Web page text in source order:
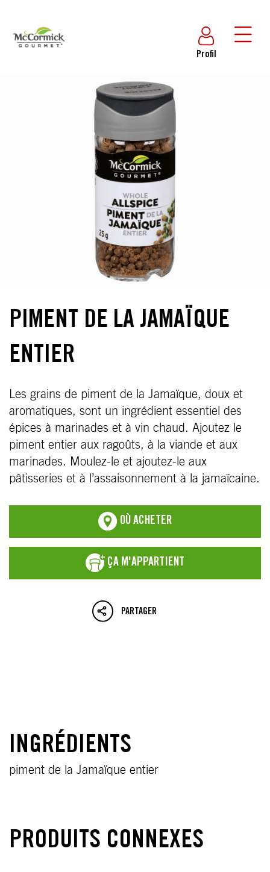
Profil
PIMENT DE LA JAMAÏQUE
ENTIER
Les grains de piment de la Jamaïque, doux et
aromatiques, sont un ingrédient essentiel des
épices à marinades et à vin chaud. Ajoutez le
piment entier aux ragoûts, à la viande et aux
marinades. Moulez-le et ajoutez-le aux
pâtisseries et à l’assaisonnement à la jamaïcaine.
OÙ ACHETER
ÇA M'APPARTIENT
PARTAGER
INGRÉDIENTS
piment de la Jamaïque entier
PRODUITS CONNEXES